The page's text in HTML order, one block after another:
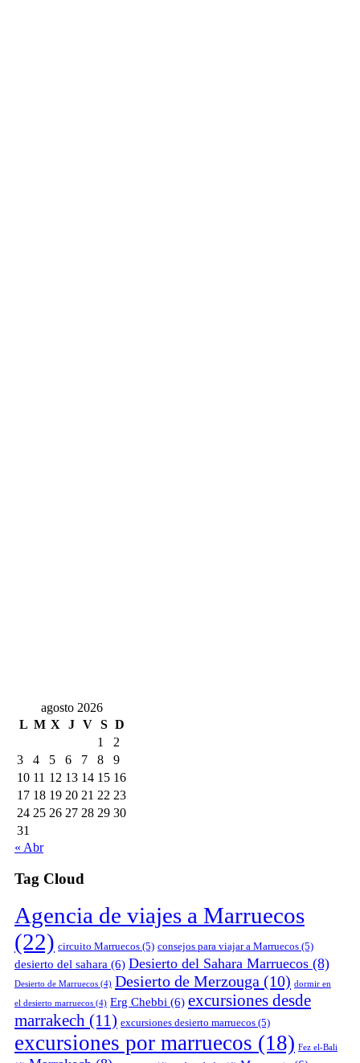
agosto 2026
L M X J V S D
1
2
3
4 5 6 7 8
9
10 11 12 13 14 15 16
17 18 19 20 21 22 23
24 25 26 27 28 29 30
31
« Abr
Tag Cloud
Agencia de viajes a Marruecos
(22) circuito Marruecos (5) consejos para viajar a Marruecos (5)
desierto del sahara (6) Desierto del Sahara Marruecos (8)
Desierto de Marruecos (4) Desierto de Merzouga (10) dormir en
el desierto marruecos (4) Erg Chebbi (6) excursiones desde
marrakech (11) excursiones desierto marruecos (5)
excursiones por marruecos (18) Fez el-Bali